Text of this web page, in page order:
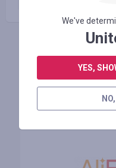
We've
YES,